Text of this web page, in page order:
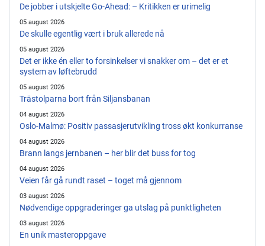
De jobber i utskjelte Go-Ahead: – Kritikken er urimelig
05 august 2026
De skulle egentlig vært i bruk allerede nå
05 august 2026
Det er ikke én eller to forsinkelser vi snakker om – det er et
system av løftebrudd
05 august 2026
Trästolparna bort från Siljansbanan
04 august 2026
Oslo-Malmø: Positiv passasjerutvikling tross økt konkurranse
04 august 2026
Brann langs jernbanen – her blir det buss for tog
04 august 2026
Veien får gå rundt raset – toget må gjennom
03 august 2026
Nødvendige oppgraderinger ga utslag på punktligheten
03 august 2026
En unik masteroppgave